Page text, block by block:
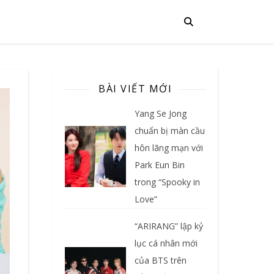
BÀI VIẾT MỚI
Yang Se Jong
chuẩn bị màn cầu
hôn lãng mạn với
Park Eun Bin
trong “Spooky in
Love”
“ARIRANG” lập kỷ
lục cá nhân mới
của BTS trên